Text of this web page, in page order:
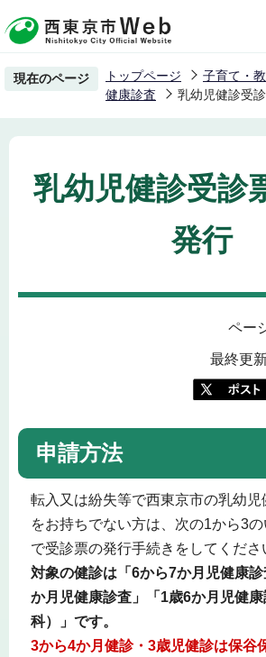
の
ー現在のページ トップページ 子育て・
健康診査
乳幼児健診受
乳幼児健診受診
発行
ペー
最終更
申請方法
転入又は紛失等で西東京市の乳幼児
をお持ちでない方は、次の1から3
で受診票の発行手続きをしてくださ
対象の健診は「6から7か月児健康
か月児健康診査」「1歳6か月児健
科）」です。
3から4か月健診・3歳児健診は保谷